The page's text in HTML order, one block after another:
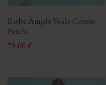
Robe Ample Voile Coton
Patch
Prix
79,00 €